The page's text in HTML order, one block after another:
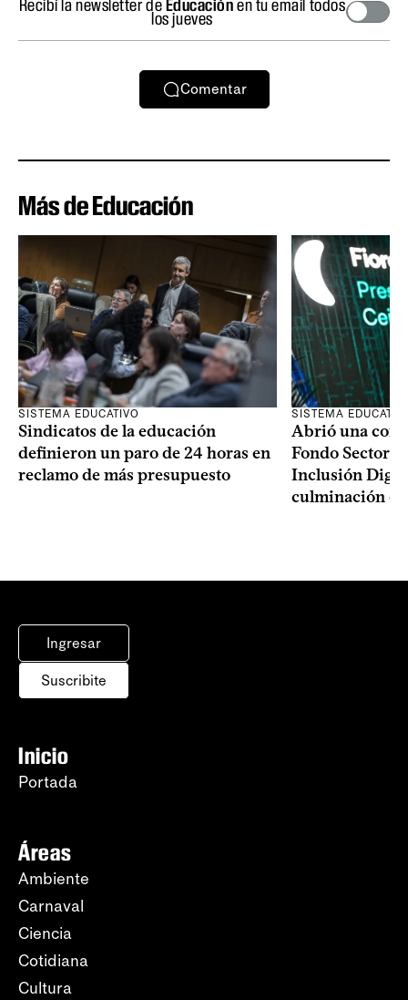
Recibí la newsletter de Educaciónen tu email todos
los jueves
Comentar
Más de Educación
SISTEMA EDUCATIVO
Sindicatos de la educación
definieron un paro de 24 horas en
reclamo de más presupuesto
SISTEMA
Abrió una
Fondo
Inclusión
culminación
Ingresar
Suscribite
Inicio
Portada
Áreas
Ambiente
Carnaval
Ciencia
Cotidiana
Cultura